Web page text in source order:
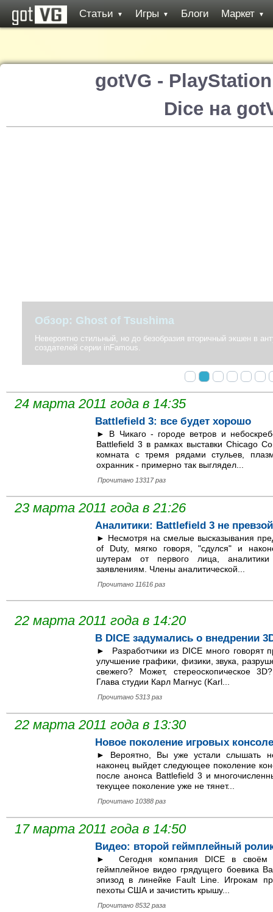
Статьи ▼ Игры ▼ Блоги Маркет ▼
gotVG -
Dice на
Обзор: Ghost of Tsushima
Невероятно стильный, но до безобразия вторичный экшен в
создателей серии inFamous.
24 марта 2011 года в 14:35
Battlefield 3: все будет хорошо
► В Чикаго - городе ветров и
Battlefield 3 в рамках выставки Chicago
комната с тремя рядами стульев,
охранник - примерно так выглядел...
Прочитано 13317 раз
23 марта 2011 года в 21:26
Аналитики: Battlefield 3 не
► Несмотря на смелые высказывания
of Duty, мягко говоря, "сдулся" и
шутерам от первого лица,
заявлениям. Члены аналитической...
Прочитано 11616 раз
22 марта 2011 года в 14:20
В DICE задумались о внедрении
► Разработчики из DICE много говорят
улучшение графики, физики, звука,
свежего? Может, стереоскопическое
Глава студии Карл Магнус (Karl...
Прочитано 5313 раз
22 марта 2011 года в 13:30
Новое поколение игровых
► Вероятно, Вы уже устали слышать
наконец выйдет следующее поколение
после анонса Battlefield 3 и
текущее поколение уже не тянет...
Прочитано 10388 раз
17 марта 2011 года в 14:50
Видео: второй геймплейный
► Сегодня компания DICE в своём
геймплейное видео грядущего боевика
эпизод в линейке Fault Line. Игрокам
пехоты США и зачистить крышу...
Прочитано 8532 раза